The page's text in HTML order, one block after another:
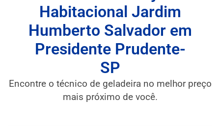
Habitacional Jardim
Humberto Salvador em
Presidente Prudente-
SP
Encontre o técnico de geladeira no melhor preço
mais próximo de você.